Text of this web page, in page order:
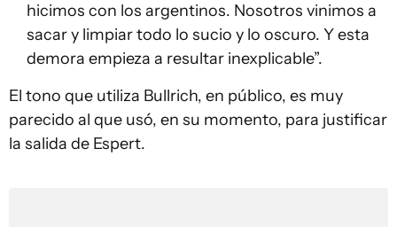
hicimos con los argentinos. Nosotros vinimos a
sacar y limpiar todo lo sucio y lo oscuro. Y esta
demora empieza a resultar inexplicable”.
El tono que utiliza Bullrich, en público, es muy
parecido al que usó, en su momento, para justificar
la salida de Espert.